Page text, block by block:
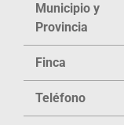
Municipio y
Provincia
Finca
Teléfono